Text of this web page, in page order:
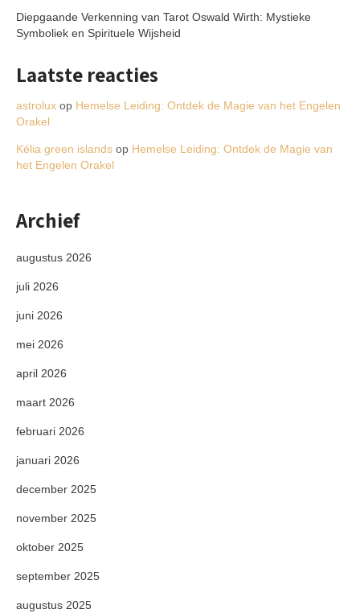
Diepgaande Verkenning van Tarot Oswald Wirth: Mystieke
Symboliek en Spirituele Wijsheid
Laatste reacties
astrolux op Hemelse Leiding: Ontdek de Magie van het Engelen
Orakel
Kélia green islands op Hemelse Leiding: Ontdek de Magie van
het Engelen Orakel
Archief
augustus 2026
juli 2026
juni 2026
mei 2026
april 2026
maart 2026
februari 2026
januari 2026
december 2025
november 2025
oktober 2025
september 2025
augustus 2025